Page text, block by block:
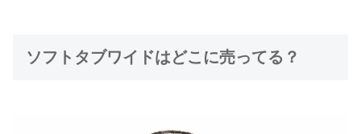
ソフトタブワイドはどこに売ってる？